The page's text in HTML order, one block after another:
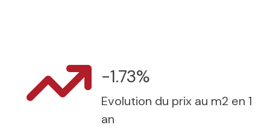
-1.73%
Evolution du prix au m2 en 1
an